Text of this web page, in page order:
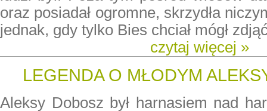
oraz posiadał ogromne, skrzydła
jednak, gdy tylko Bies chciał mógł
czytaj więcej »
LEGENDA O MŁODYM
Aleksy Dobosz był harnasiem nad